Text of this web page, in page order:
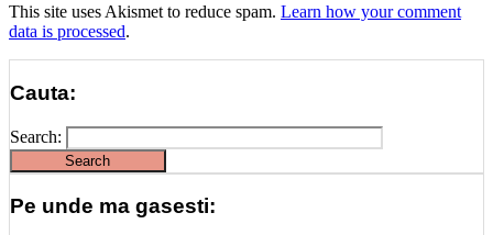
This site uses Akismet to reduce spam. Learn how your comment
data is processed.
Cauta:
Search:
Pe unde ma gasesti: